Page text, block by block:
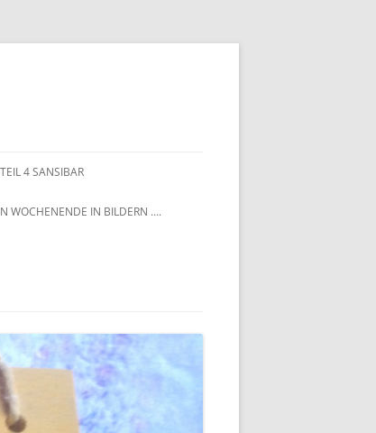
4 SANSIBAR
WOCHENENDE IN BILDERN ….